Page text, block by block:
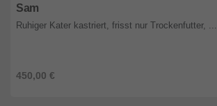
Sam
450,00 €
Ruhiger Kater kastriert, frisst nur Trockenfutter, ...